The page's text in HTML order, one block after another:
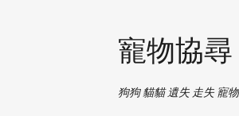
寵物協
狗狗 貓貓 遺失 走失 寵